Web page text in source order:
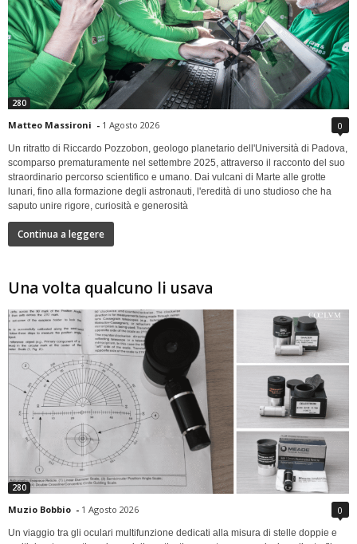
280
Matteo Massironi - 1 Agosto 2026 0
Un ritratto di Riccardo Pozzobon, geologo planetario dell'Università di Padova,
scomparso prematuramente nel settembre 2025, attraverso il racconto del suo
straordinario percorso scientifico e umano. Dai vulcani di Marte alle grotte
lunari, fino alla formazione degli astronauti, l'eredità di uno studioso che ha
saputo unire rigore, curiosità e generosità
Continua a leggere
Una volta qualcuno li usava
280
Muzio Bobbio - 1 Agosto 2026 0
Un viaggio tra gli oculari multifunzione dedicati alla misura di stelle doppie e